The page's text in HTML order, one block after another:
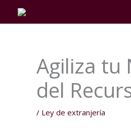
Agiliza tu
del
/ Ley de extranjería